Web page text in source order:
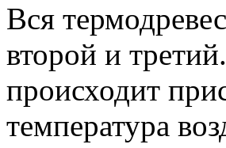
Вся
второй и
происходит
температура